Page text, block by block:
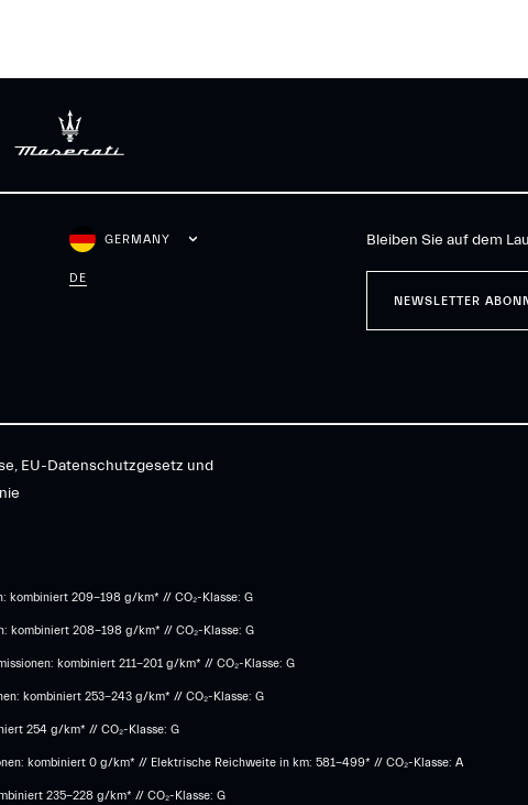
GERMANY
DE
Bleiben Sie auf dem
NEWSLETTER
EU-Datenschutzgesetz und
kombiniert 209-198 g/km* ​// CO₂-Klasse: G
kombiniert 208-198 g/km* // CO₂-Klasse: G
kombiniert 211-201 g/km* // CO₂-Klasse: G
kombiniert 253-243 g/km* // CO₂-Klasse: G
254 g/km* // CO₂-Klasse: G
kombiniert 0 g/km* // Elektrische Reichweite in km: 581-499* // CO₂-Klasse: A
235-228 g/km* // CO₂-Klasse: G